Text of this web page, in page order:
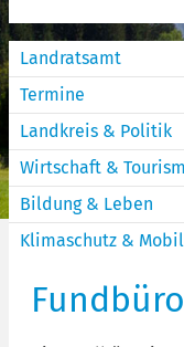
Landratsamt
Termine
Landkreis & Politik
Wirtschaft &
Bildung & Leben
Klimaschutz &